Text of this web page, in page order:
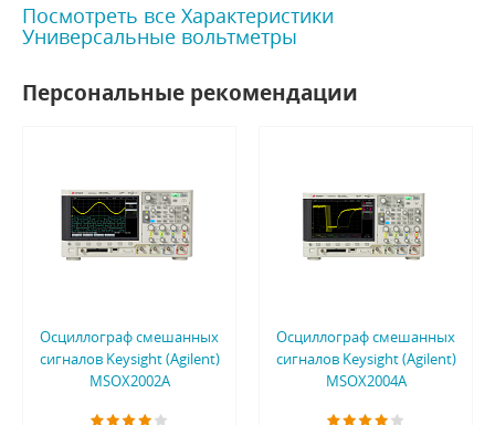
Посмотреть все Характеристики
Универсальные вольтметры
Персональные рекомендации
Осциллограф смешанных
сигналов Keysight (Agilent)
MSOX2002A
Осциллограф смешанных
сигналов Keysight (Agilent)
MSOX2004A